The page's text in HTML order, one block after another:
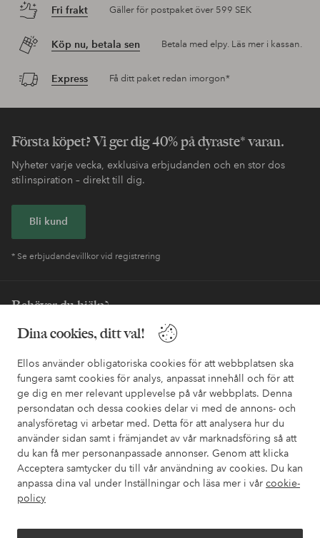
Dina cookies, ditt val!
Ellos använder obligatoriska cookies för att webbplatsen ska
fungera samt cookies för analys, anpassat innehåll och för att
ge dig en mer relevant upplevelse på vår webbplats. Denna
persondatan och dessa cookies delar vi med de annons- och
analysföretag vi arbetar med. Detta för att analysera hur du
använder sidan samt i främjandet av vår marknadsföring så att
du kan få mer personanpassade annonser. Genom att klicka
Acceptera samtycker du till vår användning av cookies. Du kan
anpassa dina val under Inställningar och läsa mer i vår cookie-
policy
Fri frakt Gäller för postpaket över 599 SEK
Köp nu, betala sen Betala med elpy. Läs mer i kassan.
Express Få ditt paket redan imorgon*
Första köpet? Vi ger dig 40% på dyraste* varan.
Nyheter varje vecka, exklusiva erbjudanden och en stor dos
stilinspiration – direkt till dig.
Bli kund
* Se erbjudandevillkor vid registrering
Behöver du hjälp?
I vår FAQ hittar du svaren på de vanligaste frågorna. Här finns
också information om hur du enklast kontaktar oss.
Kundservice Beställning Betalsätt
Mina sidor
Om Ellos